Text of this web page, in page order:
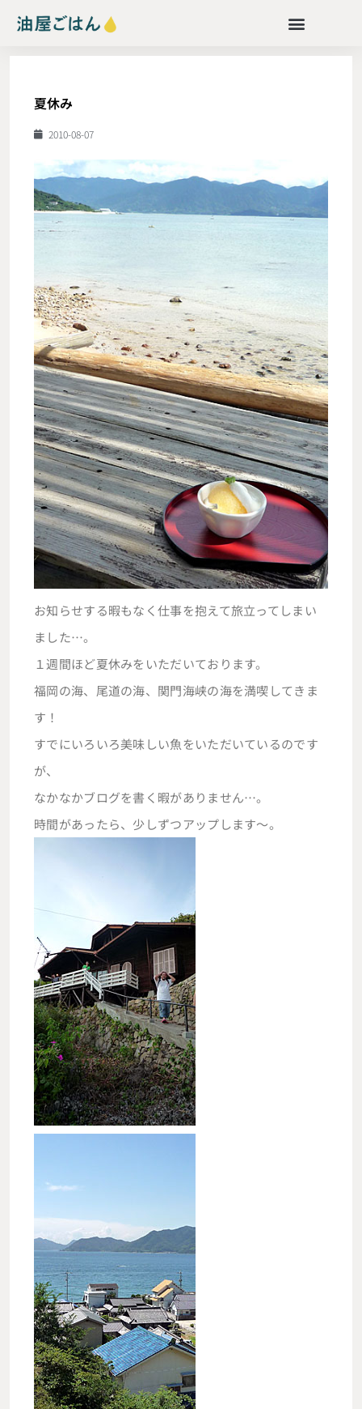
夏休み
2010-08-07
お知らせする暇もなく仕事を抱えて旅立ってしまい
ました…。
１週間ほど夏休みをいただいております。
福岡の海、尾道の海、関門海峡の海を満喫してきま
す！
すでにいろいろ美味しい魚をいただいているのです
が、
なかなかブログを書く暇がありません…。
時間があったら、少しずつアップします～。